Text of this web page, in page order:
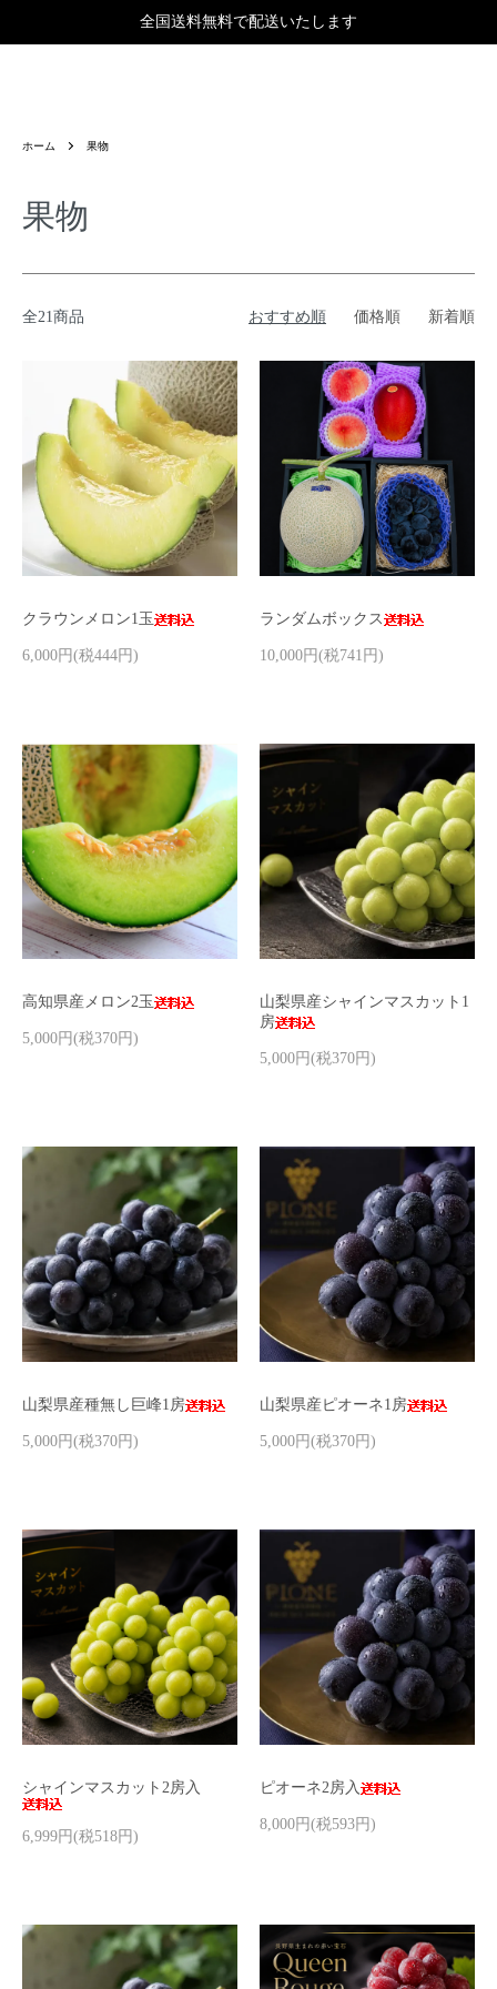
全国送料無料で配送いたします
ホーム 果物
果物
全21商品 おすすめ順 価格順 新着順
クラウンメロン1玉
6,000円(税444円)
ランダムボックス
10,000円(税741円)
高知県産メロン2玉
5,000円(税370円)
山梨県産シャインマスカット1
房
5,000円(税370円)
山梨県産種無し巨峰1房
5,000円(税370円)
山梨県産ピオーネ1房
5,000円(税370円)
シャインマスカット2房入
6,999円(税518円)
ピオーネ2房入
8,000円(税593円)